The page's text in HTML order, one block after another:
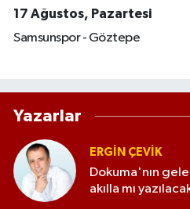
17 Ağustos, Pazartesi
Samsunspor - Göztepe
Yazarlar
ERGIN ÇEVİK
Dokuma'nın
akılla mı